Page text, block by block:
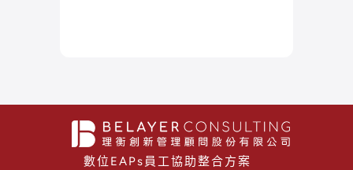
數位EAPs員工協助整合方案